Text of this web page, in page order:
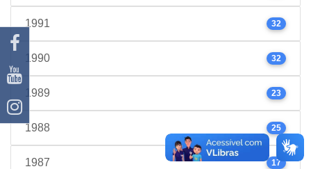
1991 32
1990 32
1989 23
1988 25
1987 17